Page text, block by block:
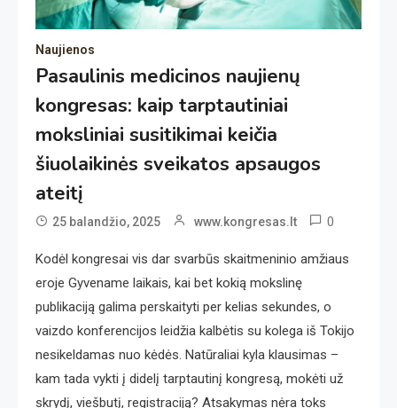
Naujienos
Pasaulinis medicinos naujienų
kongresas: kaip tarptautiniai
moksliniai susitikimai keičia
šiuolaikinės sveikatos apsaugos
ateitį
25 balandžio, 2025 www.kongresas.lt 0
Kodėl kongresai vis dar svarbūs skaitmeninio amžiaus
eroje Gyvename laikais, kai bet kokią mokslinę
publikaciją galima perskaityti per kelias sekundes, o
vaizdo konferencijos leidžia kalbėtis su kolega iš Tokijo
nesikeldamas nuo kėdės. Natūraliai kyla klausimas –
kam tada vykti į didelį tarptautinį kongresą, mokėti už
skrydį, viešbutį, registraciją? Atsakymas nėra toks